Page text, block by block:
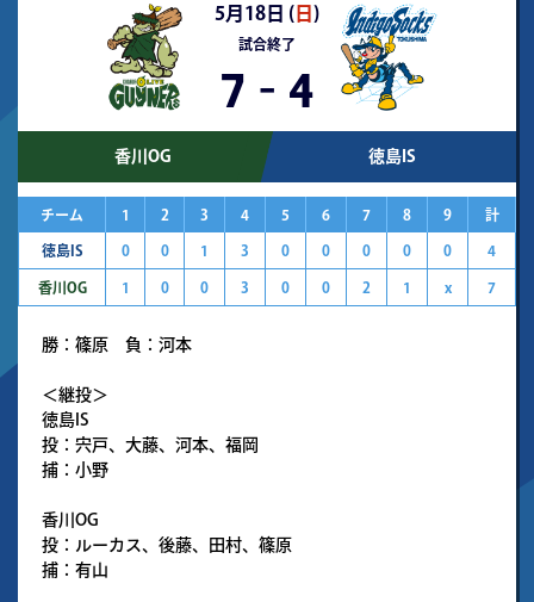
5月18日 ( 日 )
試合終了
7 - 4
香川OG 徳島IS
チーム 1 2 3 4 5 6 7 8 9 計
徳島IS 0 0 1 3 0 0 0 0 0 4
香川OG 1 0 0 3 0 0 2 1 x 7
勝：篠原 負：河本
＜継投＞
徳島IS
投：宍戸、大藤、河本、福岡
捕：小野
香川OG
投：ルーカス、後藤、田村、篠原
捕：有山